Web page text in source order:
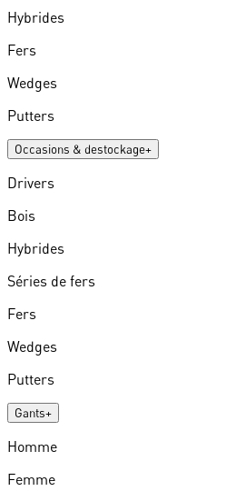
Hybrides
Fers
Wedges
Putters
Occasions & destockage+
Drivers
Bois
Hybrides
Séries de fers
Fers
Wedges
Putters
Gants+
Homme
Femme